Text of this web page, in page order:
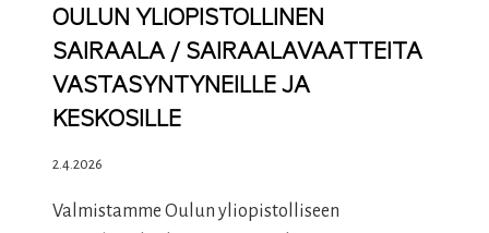
OULUN YLIOPISTOLLINEN
SAIRAALA / SAIRAALAVAATTEITA
VASTASYNTYNEILLE JA
KESKOSILLE
2.4.2026
Valmistamme Oulun yliopistolliseen